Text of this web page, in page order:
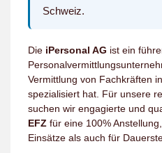
Schweiz.
Die iPersonal AG ist ein
Vermittlung von Fachkräften
spezialisiert hat. Für unsere
suchen wir engagierte und
EFZ für eine 100%
Einsätze als auch für